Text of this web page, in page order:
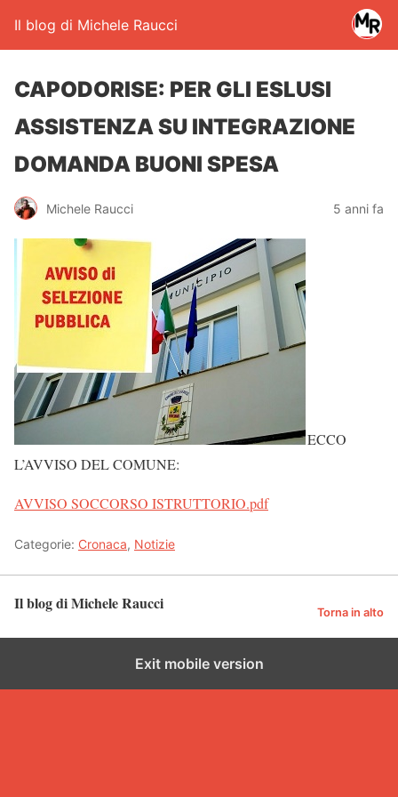
Il blog di Michele Raucci
CAPODORISE: PER GLI ESLUSI
ASSISTENZA SU INTEGRAZIONE
DOMANDA BUONI SPESA
Michele Raucci 5 anni fa
ECCO
L’AVVISO DEL COMUNE:
AVVISO SOCCORSO ISTRUTTORIO.pdf
Categorie: Cronaca, Notizie
Il blog di Michele Raucci Torna in alto
Exit mobile version